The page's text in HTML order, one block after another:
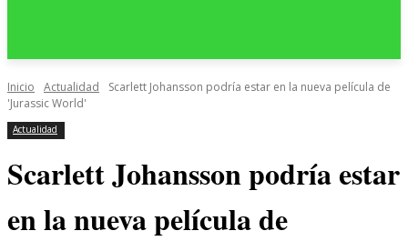
Inicio Actualidad
Scarlett Johansson podría estar en la nueva película de
'Jurassic World'
Actualidad
Scarlett Johansson podría estar
en la nueva película de